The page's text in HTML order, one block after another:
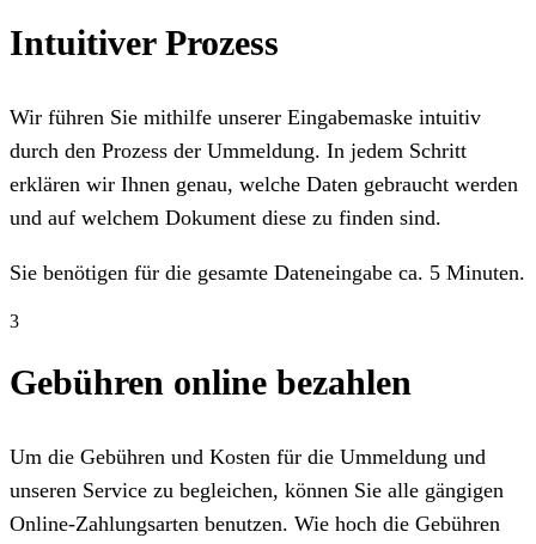
Intuitiver Prozess
Wir führen Sie mithilfe unserer Eingabemaske intuitiv
durch den Prozess der Ummeldung. In jedem Schritt
erklären wir Ihnen genau, welche Daten gebraucht werden
und auf welchem Dokument diese zu finden sind.
Sie benötigen für die gesamte Dateneingabe ca. 5 Minuten.
3
Gebühren online bezahlen
Um die Gebühren und Kosten für die Ummeldung und
unseren Service zu begleichen, können Sie alle gängigen
Online-Zahlungsarten benutzen. Wie hoch die Gebühren